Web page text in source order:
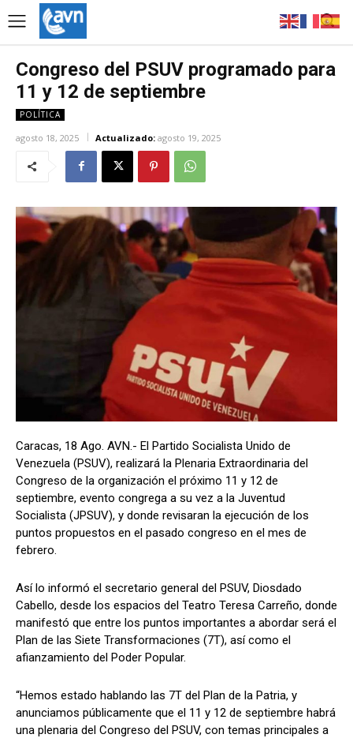
Congreso del PSUV programado para
11 y 12 de septiembre
POLÍTICA
agosto 18, 2025 Actualizado: agosto 19, 2025
Caracas, 18 Ago. AVN.- El Partido Socialista Unido de
Venezuela (PSUV), realizará la Plenaria Extraordinaria del
Congreso de la organización el próximo 11 y 12 de
septiembre, evento congrega a su vez a la Juventud
Socialista (JPSUV), y donde revisaran la ejecución de los
puntos propuestos en el pasado congreso en el mes de
febrero.
Así lo informó el secretario general del PSUV, Diosdado
Cabello, desde los espacios del Teatro Teresa Carreño, donde
manifestó que entre los puntos importantes a abordar será el
Plan de las Siete Transformaciones (7T), así como el
afianzamiento del Poder Popular.
“Hemos estado hablando las 7T del Plan de la Patria, y
anunciamos públicamente que el 11 y 12 de septiembre habrá
una plenaria del Congreso del PSUV, con temas principales a